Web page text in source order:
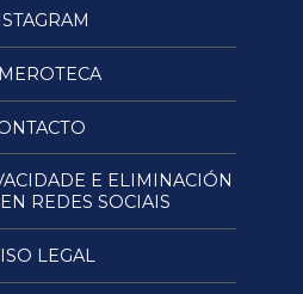
E ELIMINACIÓN
REDES SOCIAIS
LEGAL